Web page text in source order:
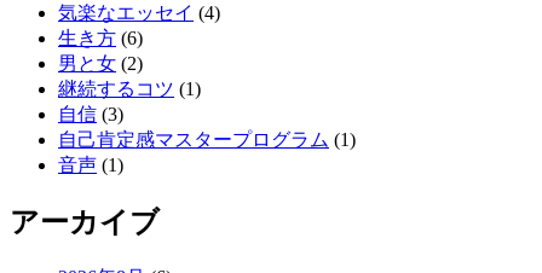
気楽なエッセイ (4)
生き方 (6)
男と女 (2)
継続するコツ (1)
自信 (3)
自己肯定感マスタープログラム (1)
音声 (1)
アーカイブ